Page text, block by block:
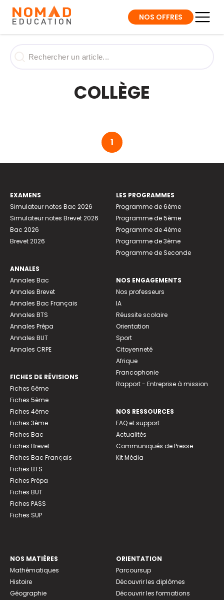
NOS OFFRES
COLLÈGE
1
EXAMENS
Simulateur notes Bac 2026
Simulateur notes Brevet 2026
Bac 2026
Brevet 2026
ANNALES
Annales Bac
Annales Brevet
Annales Bac Français
Annales BTS
Annales Prépa
Annales BUT
Annales CRPE
FICHES DE RÉVISIONS
Fiches 6ème
Fiches 5ème
Fiches 4ème
Fiches 3ème
Fiches Bac
Fiches Brevet
Fiches Bac Français
Fiches BTS
Fiches Prépa
Fiches BUT
Fiches PASS
Fiches SUP
LES PROGRAMMES
Programme de 6ème
Programme de 5ème
Programme de 4ème
Programme de 3ème
Programme de Seconde
NOS ENGAGEMENTS
Nos professeurs
IA
Réussite scolaire
Orientation
Sport
Citoyenneté
Afrique
Francophonie
Rapport - Entreprise à mission
NOS RESSOURCES
FAQ et support
Actualités
Communiqués de Presse
Kit Média
NOS MATIÈRES
Mathématiques
Histoire
Géographie
ORIENTATION
Parcoursup
Découvrir les diplômes
Découvrir les formations